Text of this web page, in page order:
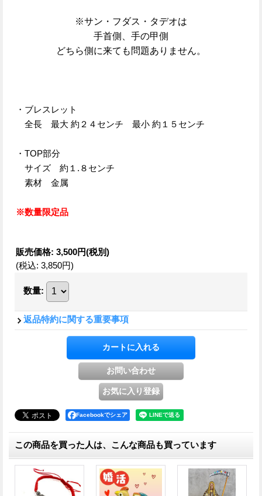
※サン・フダス・タデオは
手首側、手の甲側
どちら側に来ても問題ありません。
・ブレスレット
全長 最大 約２４センチ 最小 約１５センチ
・TOP部分
サイズ 約１.８センチ
素材 金属
※数量限定品
販売価格: 3,500円(税別)
(税込: 3,850円)
数量:
返品特約に関する重要事項
Facebookでシェア
この商品を買った人は、こんな商品も買っています